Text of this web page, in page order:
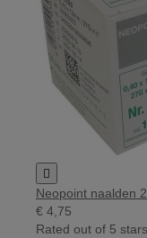

Neopoint naalden
€ 4,75
Rated out of 5